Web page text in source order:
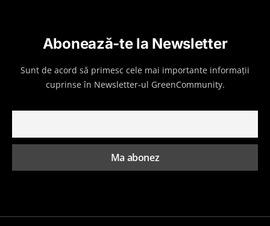
Abonează-te la Newsletter
Sunt de acord să primesc cele mai importante informații
cuprinse în Newsletter-ul GreenCommunity.